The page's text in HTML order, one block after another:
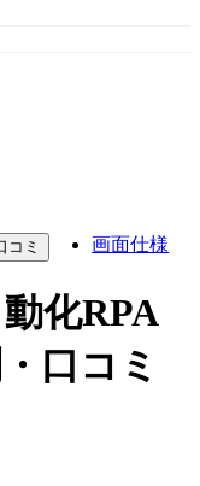
コミ 画面仕様
化RPA
口コミ